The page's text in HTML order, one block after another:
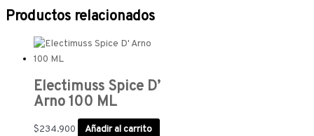
Productos relacionados
Electimuss Spice D’
Arno 100 ML
$234.900 Añadir al carrito